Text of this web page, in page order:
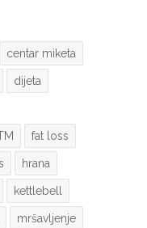
centar miketa
dijeta
fat loss
hrana
kettlebell
mršavljenje